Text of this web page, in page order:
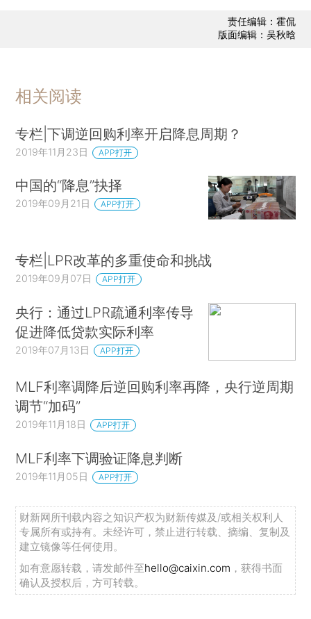
责任编辑：霍侃
版面编辑：吴秋晗
相关阅读
专栏|下调逆回购利率开启降息周期？
2019年11月23日 APP打开
中国的“降息”抉择
2019年09月21日 APP打开
专栏|LPR改革的多重使命和挑战
2019年09月07日 APP打开
央行：通过LPR疏通利率传导
促进降低贷款实际利率
2019年07月13日 APP打开
MLF利率调降后逆回购利率再降，央行逆周期
调节“加码”
2019年11月18日 APP打开
MLF利率下调验证降息判断
2019年11月05日 APP打开
财新网所刊载内容之知识产权为财新传媒及/或相关权利人
专属所有或持有。未经许可，禁止进行转载、摘编、复制及
建立镜像等任何使用。
如有意愿转载，请发邮件至hello@caixin.com ，获得书面
确认及授权后，方可转载。